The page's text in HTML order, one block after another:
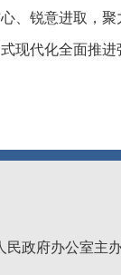
、锐意进取，
现代化全面推
民政府办公室主